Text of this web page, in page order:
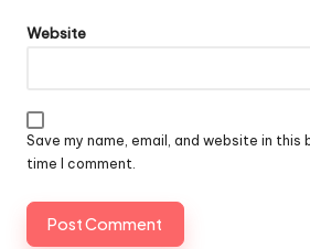
Website
Save my name, email, and website in
time I comment.